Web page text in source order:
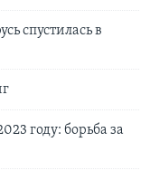
спустилась в
году: борьба за